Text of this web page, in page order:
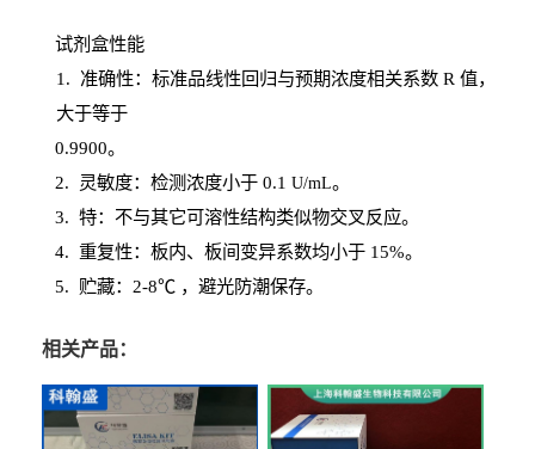
试剂盒性能
1 . 准确性：标准品线性回归与预期浓度相关系数 R 值，
大于等于
0.9900。
2. 灵敏度：检测浓度小于0.1 U/mL。
3. 特：不与其它可溶性结构类似物交叉反应。
4. 重复性：板内、板间变异系数均小于15%。
5. 贮藏：2-8℃ ，避光防潮保存。
相关产品：